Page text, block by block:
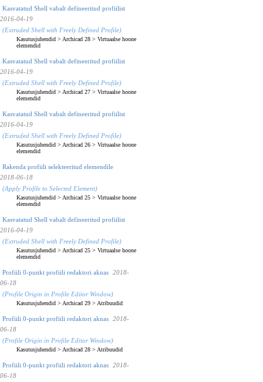
Kasvatatud Shell vabalt defineeritud profiilist
2016-04-19
(Extruded Shell with Freely Defined Profile)
Kasutusjuhendid > Archicad 28 > Virtuaalse hoone
elemendid
Kasvatatud Shell vabalt defineeritud profiilist
2016-04-19
(Extruded Shell with Freely Defined Profile)
Kasutusjuhendid > Archicad 27 > Virtuaalse hoone
elemendid
Kasvatatud Shell vabalt defineeritud profiilist
2016-04-19
(Extruded Shell with Freely Defined Profile)
Kasutusjuhendid > Archicad 26 > Virtuaalse hoone
elemendid
Rakenda profiili selekteeritud elemendile
2018-06-18
(Apply Profile to Selected Element)
Kasutusjuhendid > Archicad 25 > Virtuaalse hoone
elemendid
Kasvatatud Shell vabalt defineeritud profiilist
2016-04-19
(Extruded Shell with Freely Defined Profile)
Kasutusjuhendid > Archicad 25 > Virtuaalse hoone
elemendid
Profiili 0-punkt profiili redaktori aknas
2018-
06-18
(Profile Origin in Profile Editor Window)
Kasutusjuhendid > Archicad 29 > Atribuudid
Profiili 0-punkt profiili redaktori aknas
2018-
06-18
(Profile Origin in Profile Editor Window)
Kasutusjuhendid > Archicad 28 > Atribuudid
Profiili 0-punkt profiili redaktori aknas
2018-
06-18